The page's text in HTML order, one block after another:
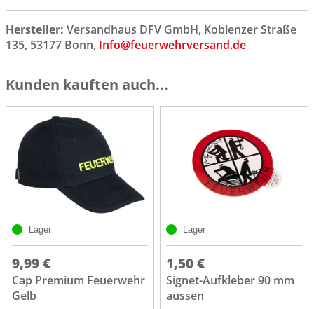
Hersteller: Versandhaus DFV GmbH, Koblenzer Straße
135, 53177 Bonn, Info@feuerwehrversand.de
Kunden kauften auch...
Lager
9,99 €
Cap Premium Feuerwehr
Gelb
Lager
1,50 €
Signet-Aufkleber 90 mm
aussen